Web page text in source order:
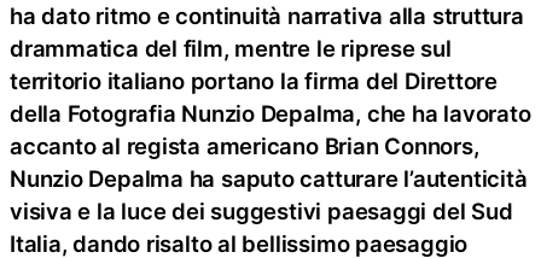
ha dato ritmo e continuità narrativa alla struttura
drammatica del film, mentre le riprese sul
territorio italiano portano la firma del Direttore
della Fotografia Nunzio Depalma, che ha lavorato
accanto al regista americano Brian Connors,
Nunzio Depalma ha saputo catturare l’autenticità
visiva e la luce dei suggestivi paesaggi del Sud
Italia, dando risalto al bellissimo paesaggio